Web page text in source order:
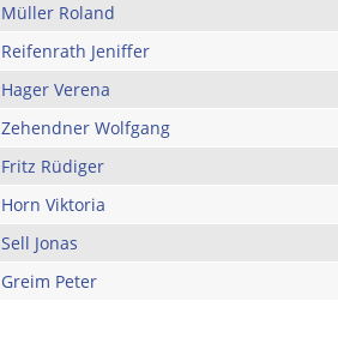
Müller Roland
Reifenrath Jeniffer
Hager Verena
Zehendner Wolfgang
Fritz Rüdiger
Horn Viktoria
Sell Jonas
Greim Peter